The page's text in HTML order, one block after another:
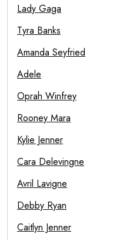
Lady Gaga
Tyra Banks
Amanda Seyfried
Adele
Oprah Winfrey
Rooney Mara
Kylie Jenner
Cara Delevingne
Avril Lavigne
Debby Ryan
Caitlyn Jenner